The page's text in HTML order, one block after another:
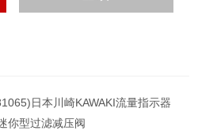
日本川崎KAWAKI流量指示器
你型过滤减压阀